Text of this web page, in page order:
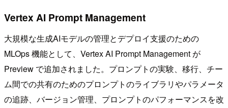
Vertex AI Prompt Management
大規模な生成AIモデルの管理とデプロイ支援のための
MLOps 機能として、Vertex AI Prompt Management が
Preview で追加されました。プロンプトの実験、移行、チー
ム間での共有のためのプロンプトのライブラリやパラメータ
の追跡、バージョン管理、プロンプトのパフォーマンスを改